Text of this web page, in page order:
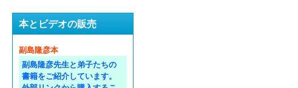
本とビデオの販売
副島隆彦本
副島隆彦先生と弟子たちの
書籍をご紹介しています。